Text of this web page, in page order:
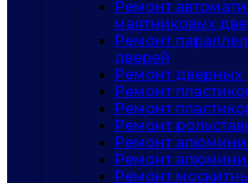
Ремонт
маятниковых
Ремонт
дверей
Ремонт дверных
Ремонт
Ремонт
Ремонт
Ремонт
Ремонт
Ремонт